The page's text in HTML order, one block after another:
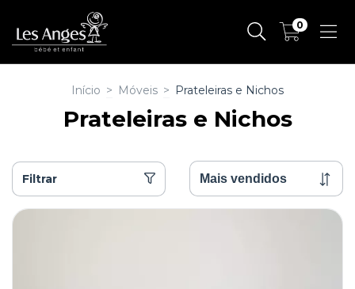
0
Início > Móveis > Prateleiras e Nichos
Prateleiras e Nichos
Filtrar